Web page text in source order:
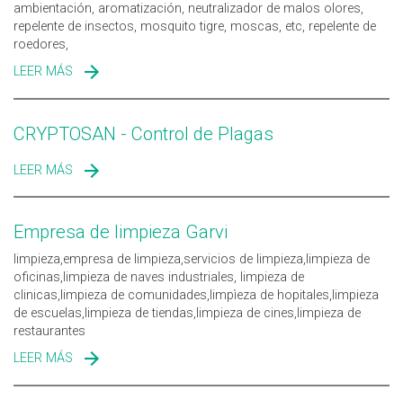
ambientación, aromatización, neutralizador de malos olores,
repelente de insectos, mosquito tigre, moscas, etc, repelente de
roedores,
LEER MÁS SOBRE AMBILUXE
CRYPTOSAN - Control de Plagas
LEER MÁS SOBRE CRYPTOSAN - CONTROL DE PLAGAS
Empresa de limpieza Garvi
limpieza,empresa de limpieza,servicios de limpieza,limpieza de
oficinas,limpieza de naves industriales, limpieza de
clinicas,limpieza de comunidades,limpìeza de hopitales,limpieza
de escuelas,limpieza de tiendas,limpieza de cines,limpieza de
restaurantes
LEER MÁS SOBRE EMPRESA DE LIMPIEZA GARVI